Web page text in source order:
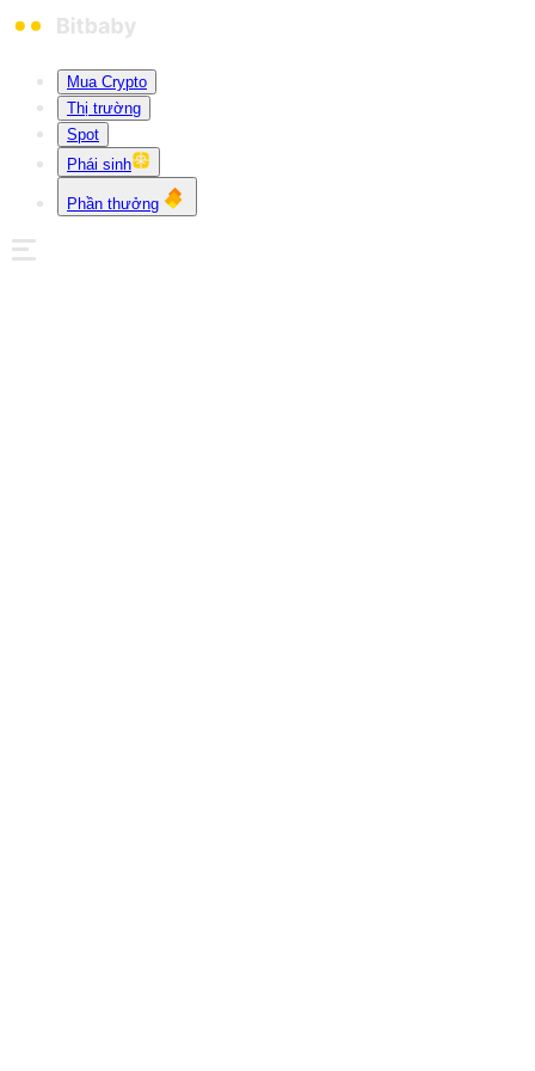
Mua Crypto
Thị trường
Spot
Phái sinh
Phần thưởng